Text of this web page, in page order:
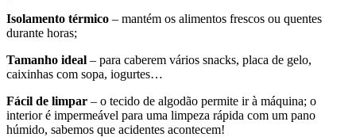
Isolamento térmico – mantém os alimentos frescos ou quentes
durante horas;
Tamanho ideal – para caberem vários snacks, placa de gelo,
caixinhas com sopa, iogurtes…
Fácil de limpar – o tecido de algodão permite ir à máquina; o
interior é impermeável para uma limpeza rápida com um pano
húmido, sabemos que acidentes acontecem!